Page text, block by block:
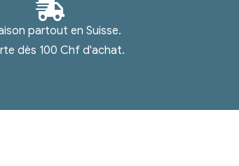
partout en Suisse.
dès 100 Chf d'achat.